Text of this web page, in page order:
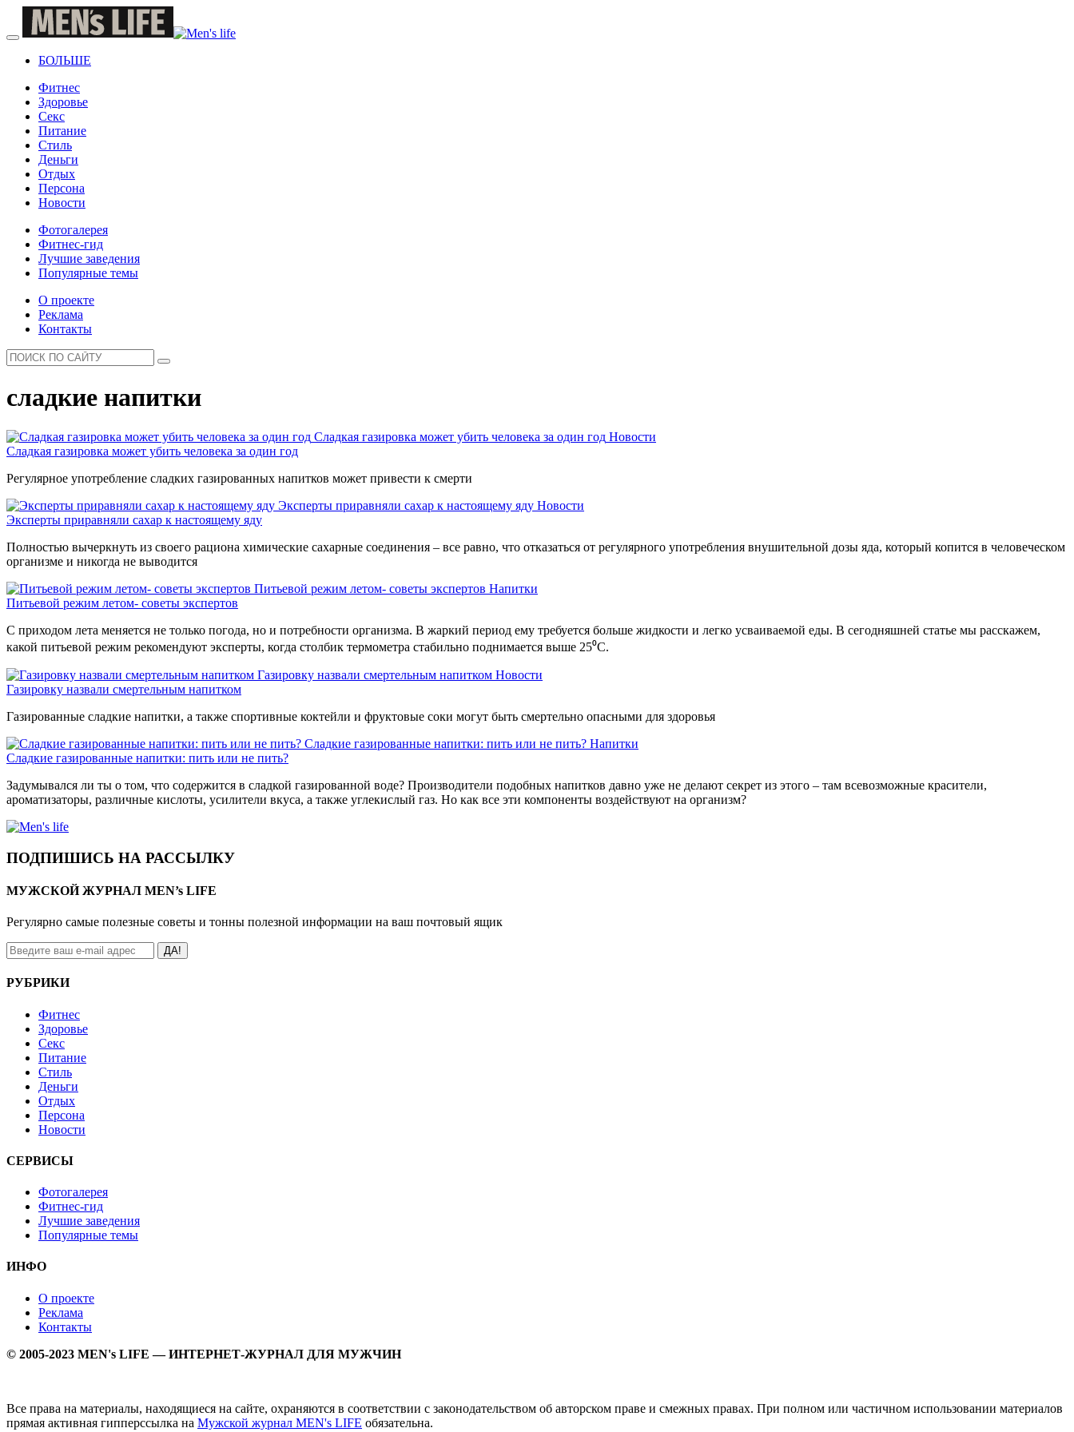
БОЛЬШЕ
Фитнес
Здоровье
Секс
Питание
Стиль
Деньги
Отдых
Персона
Новости
Фотогалерея
Фитнес-гид
Лучшие заведения
Популярные темы
О проекте
Реклама
Контакты
сладкие напитки
Сладкая газировка может убить человека за один год Новости
Сладкая газировка может убить человека за один год
Регулярное употребление сладких газированных напитков может привести к смерти
Эксперты приравняли сахар к настоящему яду Новости
Эксперты приравняли сахар к настоящему яду
Полностью вычеркнуть из своего рациона химические сахарные соединения – все равно, что отказаться от регулярного употребления внушительной дозы яда, который копится в человеческом
организме и никогда не выводится
Питьевой режим летом- советы экспертов Напитки
Питьевой режим летом- советы экспертов
С приходом лета меняется не только погода, но и потребности организма. В жаркий период ему требуется больше жидкости и легко усваиваемой еды. В сегодняшней статье мы расскажем,
какой питьевой режим рекомендуют эксперты, когда столбик термометра стабильно поднимается выше 25⁰С.
Газировку назвали смертельным напитком Новости
Газировку назвали смертельным напитком
Газированные сладкие напитки, а также спортивные коктейли и фруктовые соки могут быть смертельно опасными для здоровья
Сладкие газированные напитки: пить или не пить? Напитки
Сладкие газированные напитки: пить или не пить?
Задумывался ли ты о том, что содержится в сладкой газированной воде? Производители подобных напитков давно уже не делают секрет из этого – там всевозможные красители,
ароматизаторы, различные кислоты, усилители вкуса, а также углекислый газ. Но как все эти компоненты воздействуют на организм?
ПОДПИШИСЬ НА РАССЫЛКУ
МУЖСКОЙ ЖУРНАЛ MEN’s LIFE
Регулярно самые полезные советы и тонны полезной информации на ваш почтовый ящик
ДА!
РУБРИКИ
Фитнес
Здоровье
Секс
Питание
Стиль
Деньги
Отдых
Персона
Новости
СЕРВИСЫ
Фотогалерея
Фитнес-гид
Лучшие заведения
Популярные темы
ИНФО
О проекте
Реклама
Контакты
© 2005-2023 MEN's LIFE — ИНТЕРНЕТ-ЖУРНАЛ ДЛЯ МУЖЧИН
Все права на материалы, находящиеся на сайте, охраняются в соответствии с законодательством об авторском праве и смежных правах. При полном или частичном использовании материалов
прямая активная гипперссылка на Мужской журнал MEN's LIFE обязательна.